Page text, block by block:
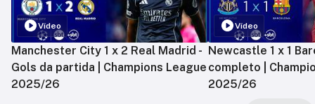
Vídeo
Manchester City 1 x 2 Real Madrid -
Gols da partida | Champions League
2025/26
Vídeo
Newcastle 1 x 1
completo |
2025/26